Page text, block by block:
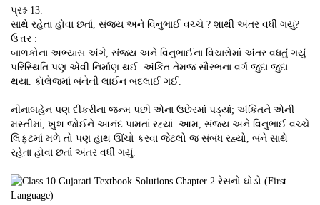
પ્રશ્ન 13.
સાથે રહેતા હોવા છતાં, સંજય અને વિનુભાઈ વચ્ચે ? શાથી અંતર વધી ગયું?
ઉત્તર :
બાળકોના અભ્યાસ અંગે, સંજય અને વિનુભાઈના વિચારોમાં અંતર વધતું ગયું.
પરિસ્થિતિ પણ એવી નિર્માણ થઈ. અંકિત તેમજ સૌરભના વર્ગ જુદા જુદા
થયા. કૉલેજમાં બંનેની લાઈન બદલાઈ ગઈ.
નીનાબહેન પણ દીકરીના જન્મ પછી એના ઉછેરમાં પડ્યાં; અંકિતને એની
મસ્તીમાં, ખુશ જોઈને આનંદ પામતાં રહ્યાં. આમ, સંજય અને વિનુભાઈ વચ્ચે
લિફ્ટમાં મળે તો પણ હાથ ઊંચો કરવા જેટલો જ સંબંધ રહ્યો, બંને સાથે
રહેતા હોવા છતાં અંતર વધી ગયું.